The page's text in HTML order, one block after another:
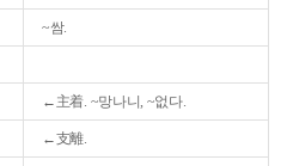
~쌈.
←主着. ~망나니, ~없다.
←支離.